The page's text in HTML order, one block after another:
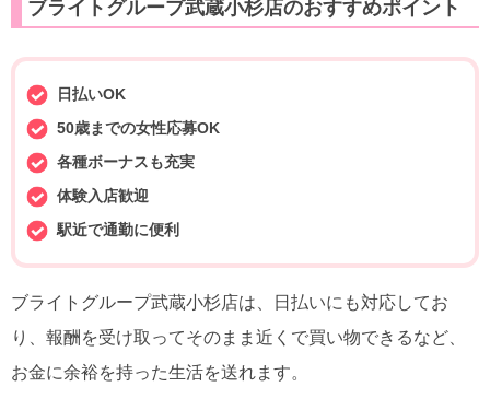
ブライトグループ武蔵小杉店のおすすめポイント
日払いOK
50歳までの女性応募OK
各種ボーナスも充実
体験入店歓迎
駅近で通勤に便利
ブライトグループ武蔵小杉店は、日払いにも対応してお
り、報酬を受け取ってそのまま近くで買い物できるなど、
お金に余裕を持った生活を送れます。